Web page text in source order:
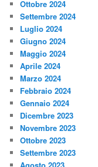
Ottobre 2024
Settembre 2024
Luglio 2024
Giugno 2024
Maggio 2024
Aprile 2024
Marzo 2024
Febbraio 2024
Gennaio 2024
Dicembre 2023
Novembre 2023
Ottobre 2023
Settembre 2023
Agosto 2023